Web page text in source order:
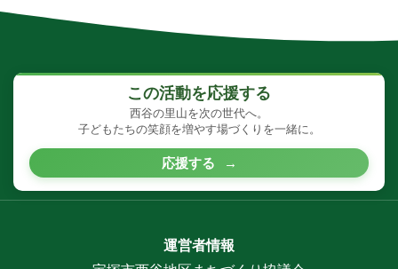
この活動を応援する
西谷の里山を次の世代へ。
子どもたちの笑顔を増やす場づくりを一緒に。
応援する →
運営者情報